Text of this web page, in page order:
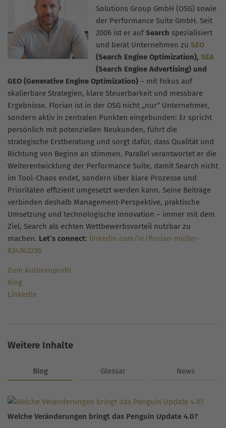
Solutions Group GmbH (OSG) sowie
der Performance Suite GmbH. Seit
2006 ist er aufSearch spezialisiert
und berät Unternehmen zu SEO
(Search Engine Optimization), SEA
(Search Engine Advertising) und
GEO (Generative Engine Optimization) – mit Fokus auf
skalierbare Strategien, klare Steuerbarkeit und messbare
Ergebnisse. Florian ist in der OSG nicht „nur“ Unternehmer,
sondern aktiv in zentralen Punkten eingebunden: Er spricht
persönlich mit potenziellen Neukunden, führt die
strategische Erstberatung und sorgt dafür, dass Qualität und
Richtung von Beginn an stimmen. Parallel verantwortet er die
Weiterentwicklung der Performance Suite, damit Search nicht
im Tool-Chaos endet, sondern über klare Prozesse und
Prioritäten effizient umgesetzt werden kann. Seine Beiträge
verbinden deshalb Management-Perspektive, praktische
Umsetzung und technologische Innovation – immer mit dem
Ziel, Search als echten Wettbewerbsvorteil nutzbar zu
machen. Let’s connect: linkedin.com/in/florian-müller-
834362236
Zum Autorenprofil
Xing
LinkedIn
Weitere Inhalte
Blog Glossar News
Welche Veränderungen bringt das Penguin Update 4.0?